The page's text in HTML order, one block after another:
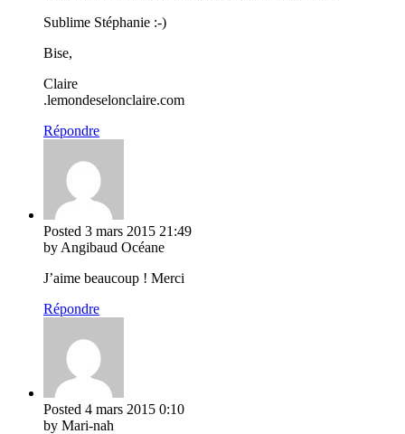
Sublime Stéphanie :-)
Bise,
Claire
.lemondeselonclaire.com
Répondre
Posted 3 mars 2015 21:49
by Angibaud Océane
J’aime beaucoup ! Merci
Répondre
Posted 4 mars 2015 0:10
by Mari-nah